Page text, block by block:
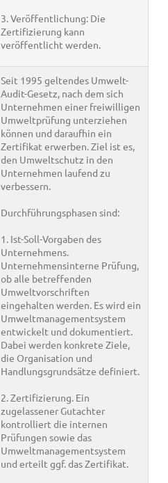
3. Veröffentlichung: Die
Zertifizierung kann
veröffentlicht werden.
Seit 1995 geltendes Umwelt-
Audit-Gesetz, nach dem sich
Unternehmen einer freiwilligen
Umweltprüfung unterziehen
können und daraufhin ein
Zertifikat erwerben. Ziel ist es,
den Umweltschutz in den
Unternehmen laufend zu
verbessern.
Durchführungsphasen sind:
1. Ist-Soll-Vorgaben des
Unternehmens.
Unternehmensinterne Prüfung,
ob alle betreffenden
Umweltvorschriften
eingehalten werden. Es wird ein
Umweltmanagementsystem
entwickelt und dokumentiert.
Dabei werden konkrete Ziele,
die Organisation und
Handlungsgrundsätze definiert.
2. Zertifizierung. Ein
zugelassener Gutachter
kontrolliert die internen
Prüfungen sowie das
Umweltmanagementsystem
und erteilt ggf. das Zertifikat.